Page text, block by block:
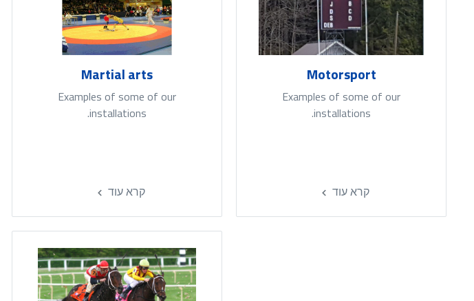
Martial arts
Examples of some of our
installations.
קרא עוד
Motorsport
Examples of some of our
installations.
קרא עוד